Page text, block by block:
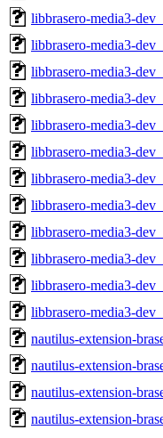
libbrasero-media3-
libbrasero-media3-
libbrasero-media3-
libbrasero-media3-
libbrasero-media3-
libbrasero-media3-
libbrasero-media3-
libbrasero-media3-
libbrasero-media3-
libbrasero-media3-
libbrasero-media3-
libbrasero-media3-
nautilus-extension-
nautilus-extension-
nautilus-extension-
nautilus-extension-